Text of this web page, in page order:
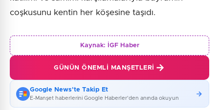
coşkusunu kentin her köşesine taşıdı.
Kaynak: İGF Haber
GÜNÜN ÖNEMLI MANŞETLERI
Google News'te Takip Et
E-Manşet haberlerini Google Haberler'den anında okuyun